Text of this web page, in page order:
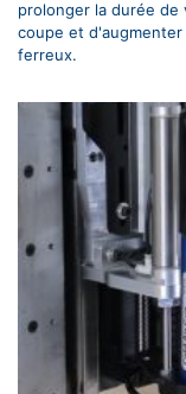
prolonger la durée de
coupe et
ferreux.